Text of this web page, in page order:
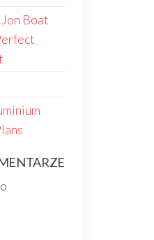
Boat